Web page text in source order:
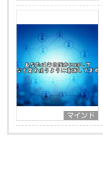
マインド